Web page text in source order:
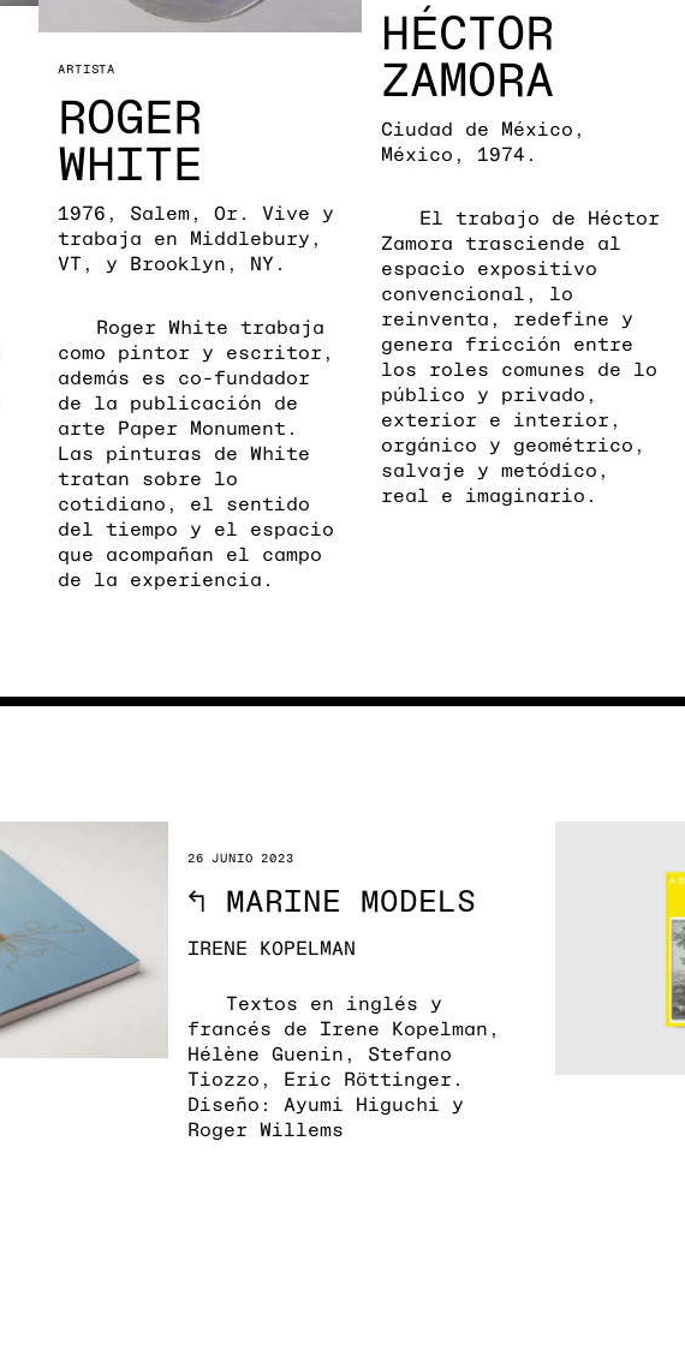
ARTISTA
ROGER
WHITE
1976, Salem, Or. Vive y
trabaja en Middlebury,
VT, y Brooklyn, NY.
Roger White trabaja
como pintor y escritor,
además es co-fundador
de la publicación de
arte Paper Monument.
Las pinturas de White
tratan sobre lo
cotidiano, el sentido
del tiempo y el espacio
que acompañan el campo
de la experiencia.
HÉCTOR
ZAMORA
Ciudad de México,
México, 1974.
El trabajo de Héctor
Zamora trasciende al
espacio expositivo
convencional, lo
reinventa, redefine y
genera fricción entre
los roles comunes de lo
público y privado,
exterior e interior,
orgánico y geométrico,
salvaje y metódico,
real e imaginario.
26 JUNIO 2023
↖ MARINE MODELS
IRENE KOPELMAN
Textos en inglés y
francés de Irene Kopelman,
Hélène Guenin, Stefano
Tiozzo, Eric Röttinger.
Diseño: Ayumi Higuchi y
Roger Willems